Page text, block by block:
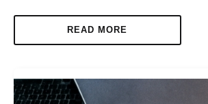
READ MORE